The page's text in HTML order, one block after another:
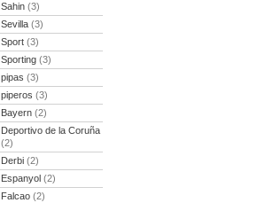
Sahin (3)
Sevilla (3)
Sport (3)
Sporting (3)
pipas (3)
piperos (3)
Bayern (2)
Deportivo de la Coruña
(2)
Derbi (2)
Espanyol (2)
Falcao (2)